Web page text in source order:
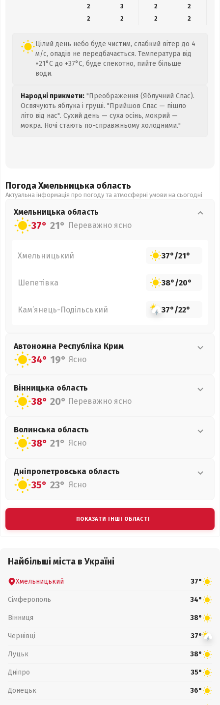
2
3 2
2
2
2 2 2
Цілий день небо буде чистим, слабкий вітер до 4
м/с, опадів не передбачається. Температура від
+21°C до +37°C, буде спекотно, пийте більше
води.
Народні прикмети: "Преображення (Яблучний Спас).
Освячують яблука і груші. "Прийшов Спас — пішло
літо від нас". Сухий день — суха осінь, мокрий —
мокра. Ночі стають по-справжньому холодними."
Погода Хмельницька область
Актуальна інформація про погоду та атмосферні умови на сьогодні
Хмельницька область
37° 21° Переважно ясно
Хмельницький 37°/21°
Шепетівка 38°/20°
Кам’янець-Подільський 37°/22°
Автономна Республіка Крим
34° 19° Ясно
Вінницька область
38° 20° Переважно ясно
Волинська область
38° 21° Ясно
Дніпропетровська область
35° 23° Ясно
ПОКАЗАТИ ІНШІ ОБЛАСТІ
Найбільші міста в Україні
Хмельницький 37°
Сімферополь 34°
Вінниця 38°
Чернівці 37°
Луцьк 38°
Дніпро 35°
Донецьк 36°